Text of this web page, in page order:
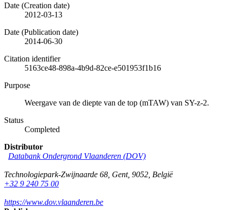
Date (Creation date)
2012-03-13
Date (Publication date)
2014-06-30
Citation identifier
5163ce48-898a-4b9d-82ce-e501953f1b16
Purpose
Weergave van de diepte van de top (mTAW) van SY-z-2.
Status
Completed
Distributor
Databank Ondergrond Vlaanderen (DOV)
Technologiepark-Zwijnaarde 68 Gent, 9052 België
+32 9 240 75 00
https://www.dov.vlaanderen.be